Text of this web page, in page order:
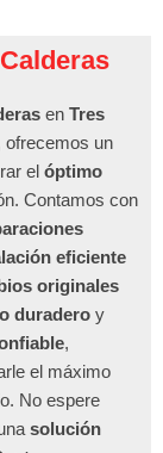
en Tres
ofrecemos un
el óptimo
Contamos con
eficiente
originales
duradero y
,
el máximo
No espere
solución